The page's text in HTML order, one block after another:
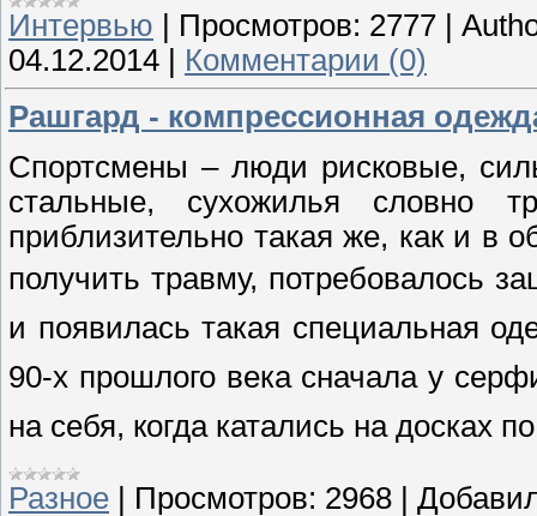
Интервью Просмотров: 2777
04.12.2014
Комментарии (0)
Рашгард - компрессионная
Спортсмены – люди рисковые,
стальные, сухожилья
приблизительно такая же, как и в
получить травму, потребовалось
и появилась такая специальная
90-х прошлого века сначала у
на себя, когда катались на досках
Разное | Просмотров: 2968 |